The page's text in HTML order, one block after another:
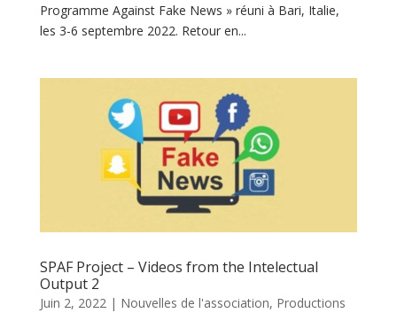
Programme Against Fake News » réuni à Bari, Italie,
les 3-6 septembre 2022. Retour en...
SPAF Project – Videos from the Intelectual
Output 2
Juin 2, 2022 | Nouvelles de l'association, Productions